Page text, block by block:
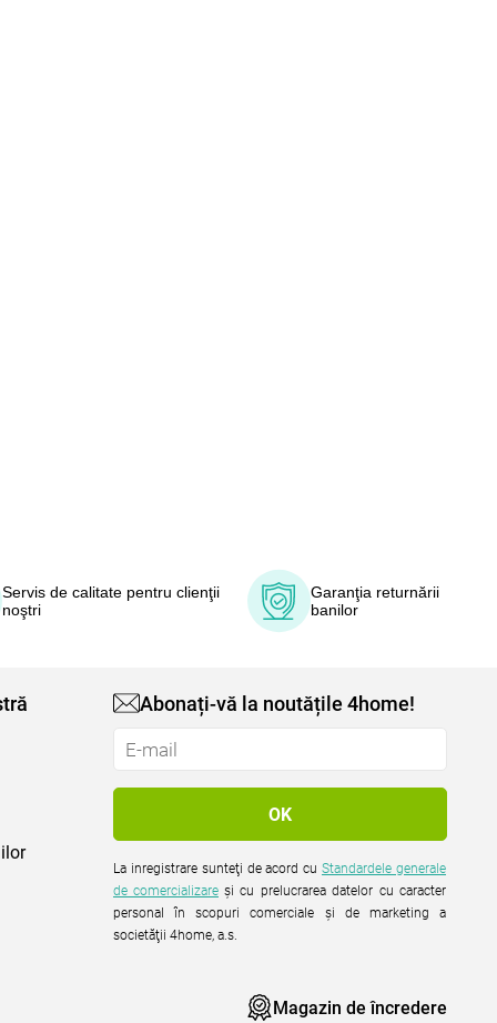
Servis de calitate pentru clienţii
noştri
Garanţia returnării
banilor
Abonați-vă la noutățile 4home!
La inregistrare sunteţi de acord cuStandardele generale
de comercializare şi cu prelucrarea datelor cu caracter
personal în scopuri comerciale şi de marketing a
societăţii 4home, a.s.
Magazin de încredere